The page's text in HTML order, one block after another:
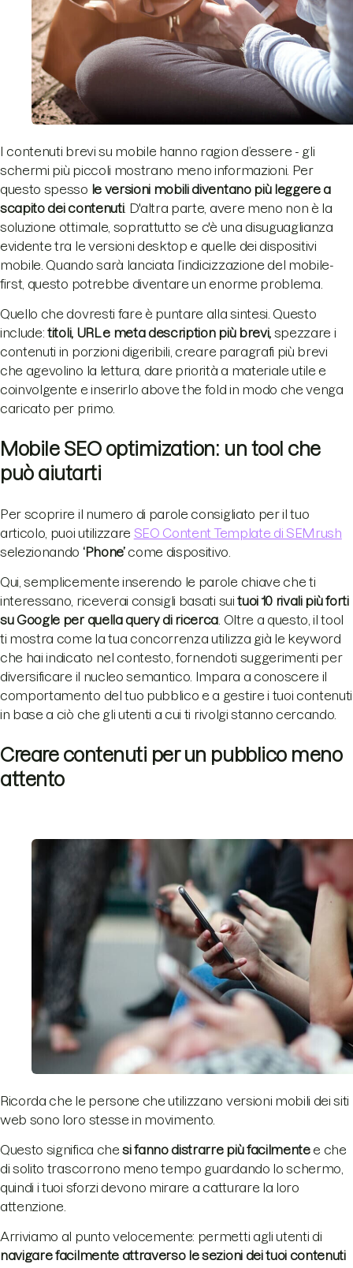
I contenuti brevi su mobile hanno ragion d’essere - gli
schermi più piccoli mostrano meno informazioni. Per
questo spesso le versioni mobili diventano più leggere a
scapito dei contenuti. D'altra parte, avere meno non è la
soluzione ottimale, soprattutto se c'è una disuguaglianza
evidente tra le versioni desktop e quelle dei dispositivi
mobile. Quando sarà lanciata l’indicizzazione del mobile-
first, questo potrebbe diventare un enorme problema.
Quello che dovresti fare è puntare alla sintesi. Questo
include:titoli, URL e meta description più brevi, spezzare i
contenuti in porzioni digeribili, creare paragrafi più brevi
che agevolino la lettura, dare priorità a materiale utile e
coinvolgente e inserirlo above the fold in modo che venga
caricato per primo.
Mobile SEO optimization: un tool che
può aiutarti
Per scoprire il numero di parole consigliato per il tuo
articolo, puoi utilizzare SEO Content Template di SEMrush
selezionando ‘Phone’come dispositivo.
Qui, semplicemente inserendo le parole chiave che ti
interessano, riceverai consigli basati suituoi 10 rivali più forti
su Google per quella query di ricerca . Oltre a questo, il tool
ti mostra come la tua concorrenza utilizza già le keyword
che hai indicato nel contesto, fornendoti suggerimenti per
diversificare il nucleo semantico. Impara a conoscere il
comportamento del tuo pubblico e a gestire i tuoi contenuti
in base a ciò che gli utenti a cui ti rivolgi stanno cercando.
Creare contenuti per un pubblico meno
attento
Ricorda che le persone che utilizzano versioni mobili dei siti
web sono loro stesse in movimento.
Questo significa chesi fanno distrarre più facilmentee che
di solito trascorrono meno tempo guardando lo schermo,
quindi i tuoi sforzi devono mirare a catturare la loro
attenzione.
Arriviamo al punto velocemente: permetti agli utenti di
navigare facilmente attraverso le sezioni dei tuoi contenuti